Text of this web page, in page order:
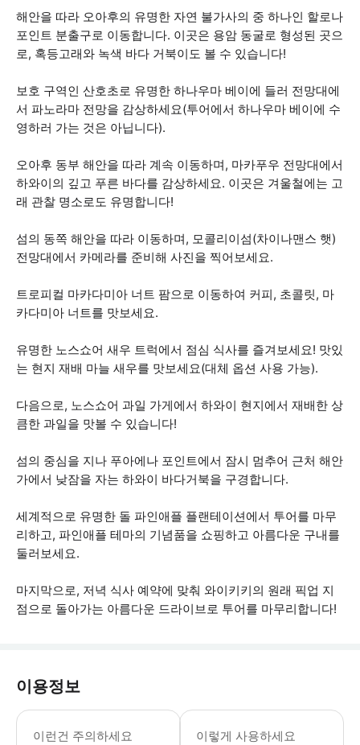
해안을 따라 오아후의 유명한 자연 불가사의 중 하나인 할로나
포인트 분출구로 이동합니다. 이곳은 용암 동굴로 형성된 곳으
로, 혹등고래와 녹색 바다 거북이도 볼 수 있습니다!
보호 구역인 산호초로 유명한 하나우마 베이에 들러 전망대에
서 파노라마 전망을 감상하세요(투어에서 하나우마 베이에 수
영하러 가는 것은 아닙니다).
오아후 동부 해안을 따라 계속 이동하며, 마카푸우 전망대에서
하와이의 깊고 푸른 바다를 감상하세요. 이곳은 겨울철에는 고
래 관찰 명소로도 유명합니다!
섬의 동쪽 해안을 따라 이동하며, 모콜리이섬(차이나맨스 햇)
전망대에서 카메라를 준비해 사진을 찍어보세요.
트로피컬 마카다미아 너트 팜으로 이동하여 커피, 초콜릿, 마
카다미아 너트를 맛보세요.
유명한 노스쇼어 새우 트럭에서 점심 식사를 즐겨보세요! 맛있
는 현지 재배 마늘 새우를 맛보세요(대체 옵션 사용 가능).
다음으로, 노스쇼어 과일 가게에서 하와이 현지에서 재배한 상
큼한 과일을 맛볼 수 있습니다!
섬의 중심을 지나 푸아에나 포인트에서 잠시 멈추어 근처 해안
가에서 낮잠을 자는 하와이 바다거북을 구경합니다.
세계적으로 유명한 돌 파인애플 플랜테이션에서 투어를 마무
리하고, 파인애플 테마의 기념품을 쇼핑하고 아름다운 구내를
둘러보세요.
마지막으로, 저녁 식사 예약에 맞춰 와이키키의 원래 픽업 지
점으로 돌아가는 아름다운 드라이브로 투어를 마무리합니다!
이용정보
이런건 주의하세요
점심과 샘플은 투어 가격에 포함되어
이렇게 사용하세요